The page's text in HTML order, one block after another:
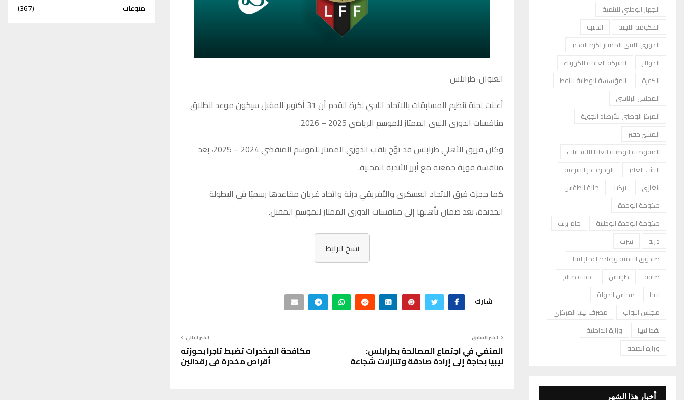
العنوان-طرابلس
أعلنت لجنة تنظيم المسابقات بالاتحاد الليبي لكرة القدم أن 31 أكتوبر المقبل سيكون موعد انطلاق
منافسات الدوري الليبي الممتاز للموسم الرياضي 2025 – 2026.
وكان فريق الأهلي طرابلس قد توّج بلقب الدوري الممتاز للموسم المنقضي 2024 – 2025، بعد
منافسة قوية جمعته مع أبرز الأندية المحلية.
كما حجزت فرق الاتحاد العسكري والأفريقي درنة واتحاد غريان مقاعدها رسميًا في البطولة
الجديدة، بعد ضمان تأهلها إلى منافسات الدوري الممتاز للموسم المقبل.
نسخ الرابط
شارك
الخبر السابق
المنفي في اجتماع المصالحة بطرابلس:
ليبيا بحاجة إلى إرادة صادقة وتنازلات شجاعة
الخبر التالي
مكافحة المخدرات تضبط تاجرًا بحوزته
أقراص مخدرة في رقدالين
الجهاز الوطني للتنمية
الحكومة الليبية
الدبيبة
الدوري الليبي الممتاز لكرة القدم
الدولار
الشركة العامة للكهرباء
الكفرة
المؤسسة الوطنية للنفط
المجلس الرئاسي
المركز الوطني للأرصاد الجوية
المشير حفتر
المفوضية الوطنية العليا للانتخابات
النائب العام
الهجرة غير الشرعية
بنغازي
تركيا
حالة الطقس
حكومة الوحدة
حكومة الوحدة الوطنية
خام برنت
درنة
سرت
صندوق التنمية وإعادة إعمار ليبيا
طاقة
طرابلس
عقيلة صالح
ليبيا
مجلس الدولة
مجلس النواب
مصرف ليبيا المركزي
نفط ليبيا
وزارة الداخلية
وزارة الصحة
أخبار هذا الشهر
منوعات
(367)